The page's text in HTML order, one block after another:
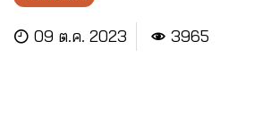
09 ต.ค. 2023 3965